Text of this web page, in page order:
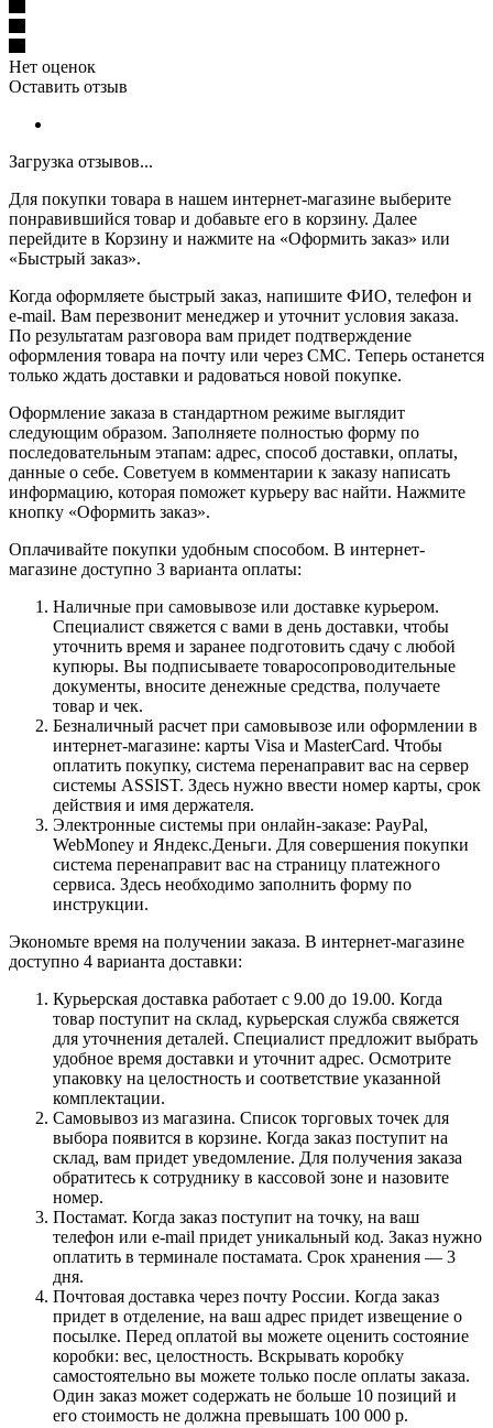
Нет оценок
Оставить отзыв
Загрузка отзывов...
Для покупки товара в нашем интернет-магазине выберите
понравившийся товар и добавьте его в корзину. Далее
перейдите в Корзину и нажмите на «Оформить заказ» или
«Быстрый заказ».
Когда оформляете быстрый заказ, напишите ФИО, телефон и
e-mail. Вам перезвонит менеджер и уточнит условия заказа.
По результатам разговора вам придет подтверждение
оформления товара на почту или через СМС. Теперь останется
только ждать доставки и радоваться новой покупке.
Оформление заказа в стандартном режиме выглядит
следующим образом. Заполняете полностью форму по
последовательным этапам: адрес, способ доставки, оплаты,
данные о себе. Советуем в комментарии к заказу написать
информацию, которая поможет курьеру вас найти. Нажмите
кнопку «Оформить заказ».
Оплачивайте покупки удобным способом. В интернет-
магазине доступно 3 варианта оплаты:
Наличные при самовывозе или доставке курьером.
Специалист свяжется с вами в день доставки, чтобы
уточнить время и заранее подготовить сдачу с любой
купюры. Вы подписываете товаросопроводительные
документы, вносите денежные средства, получаете
товар и чек.
Безналичный расчет при самовывозе или оформлении в
интернет-магазине: карты Visa и MasterCard. Чтобы
оплатить покупку, система перенаправит вас на сервер
системы ASSIST. Здесь нужно ввести номер карты, срок
действия и имя держателя.
Электронные системы при онлайн-заказе: PayPal,
WebMoney и Яндекс.Деньги. Для совершения покупки
система перенаправит вас на страницу платежного
сервиса. Здесь необходимо заполнить форму по
инструкции.
Экономьте время на получении заказа. В интернет-магазине
доступно 4 варианта доставки:
Курьерская доставка работает с 9.00 до 19.00. Когда
товар поступит на склад, курьерская служба свяжется
для уточнения деталей. Специалист предложит выбрать
удобное время доставки и уточнит адрес. Осмотрите
упаковку на целостность и соответствие указанной
комплектации.
Самовывоз из магазина. Список торговых точек для
выбора появится в корзине. Когда заказ поступит на
склад, вам придет уведомление. Для получения заказа
обратитесь к сотруднику в кассовой зоне и назовите
номер.
Постамат. Когда заказ поступит на точку, на ваш
телефон или e-mail придет уникальный код. Заказ нужно
оплатить в терминале постамата. Срок хранения — 3
дня.
Почтовая доставка через почту России. Когда заказ
придет в отделение, на ваш адрес придет извещение о
посылке. Перед оплатой вы можете оценить состояние
коробки: вес, целостность. Вскрывать коробку
самостоятельно вы можете только после оплаты заказа.
Один заказ может содержать не больше 10 позиций и
его стоимость не должна превышать 100 000 р.